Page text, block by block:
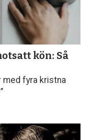
kön: Så
med fyra kristna